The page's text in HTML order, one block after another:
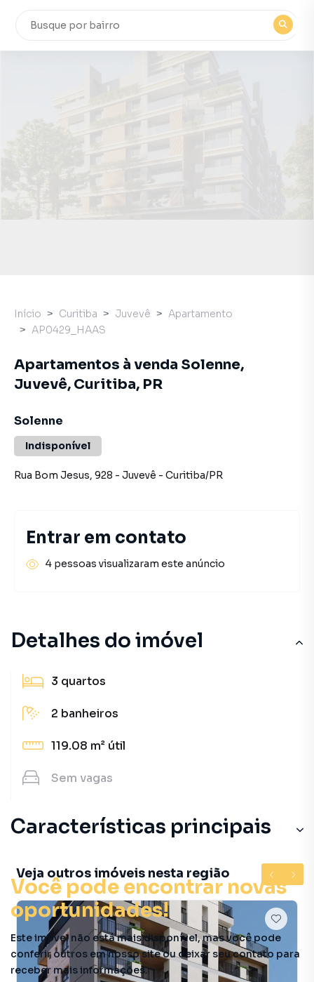
Você pode encontrar novas
oportunidades!
Este imóvel não está mais disponível, mas você pode
conferir outros em nosso site ou deixar seu contato para
receber mais informações.
Detalhes do imóvel
3 quartos
2 banheiros
119.08 m² útil
Sem vagas
Características principais
Veja outros imóveis nesta região
Início Curitiba Juvevê
Apartamento
AP0429_HAAS
Apartamentos à venda Solenne,
Juvevê, Curitiba, PR
Solenne
Indisponível
Rua Bom Jesus, 928 - Juvevê - Curitiba/PR
Entrar em contato
4 pessoas visualizaram este anúncio